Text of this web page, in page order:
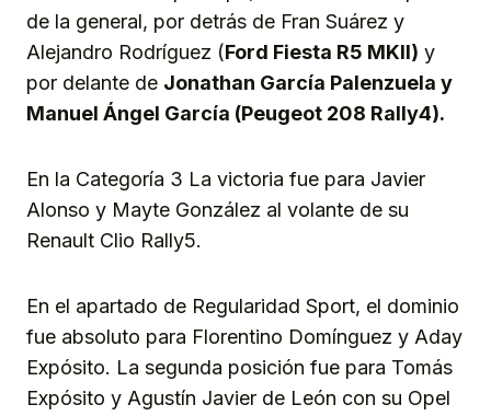
de la general, por detrás de Fran Suárez y
Alejandro Rodríguez (Ford Fiesta R5 MKII) y
por delante de Jonathan García Palenzuela y
Manuel Ángel García (Peugeot 208 Rally4).
En la Categoría 3 La victoria fue para Javier
Alonso y Mayte González al volante de su
Renault Clio Rally5.
En el apartado de Regularidad Sport, el dominio
fue absoluto para Florentino Domínguez y Aday
Expósito. La segunda posición fue para Tomás
Expósito y Agustín Javier de León con su Opel